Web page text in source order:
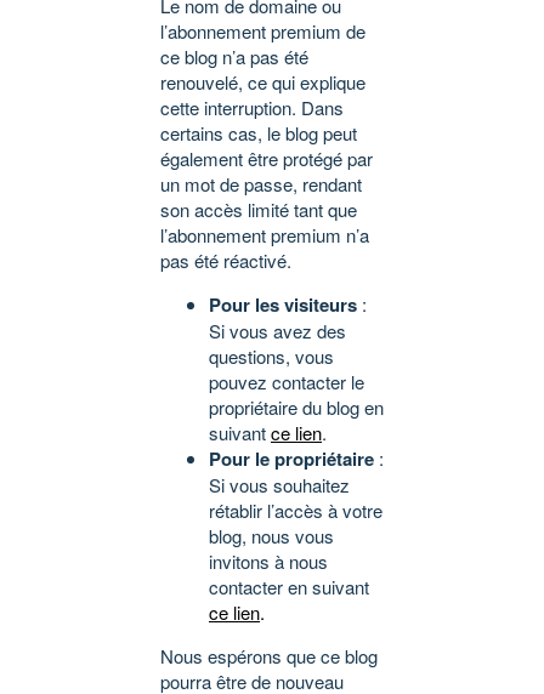
Le nom de domaine ou
l’abonnement premium de
ce blog n’a pas été
renouvelé, ce qui explique
cette interruption. Dans
certains cas, le blog peut
également être protégé par
un mot de passe, rendant
son accès limité tant que
l’abonnement premium n’a
pas été réactivé.
Pour les visiteurs :
Si vous avez des
questions, vous
pouvez contacter le
propriétaire du blog en
suivantce lien.
Pour le propriétaire :
Si vous souhaitez
rétablir l’accès à votre
blog, nous vous
invitons à nous
contacter en suivant
ce lien.
Nous espérons que ce blog
pourra être de nouveau